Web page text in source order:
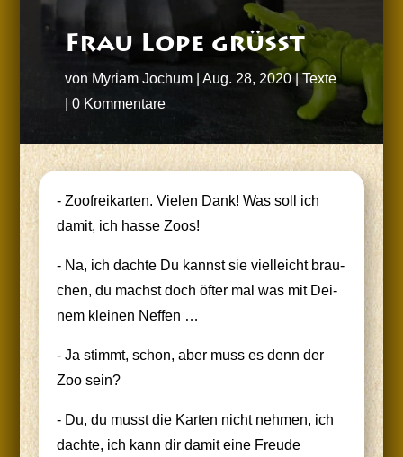
Frau Lope grüßt
von Myriam Jochum |Aug. 28, 2020|Texte
|0 Kommentare
- Zoo­frei­kar­ten. Vie­len Dank! Was soll ich
damit, ich has­se Zoos!
- Na, ich dach­te Du kannst sie viel­leicht brau­
chen, du machst doch öfter mal was mit Dei­
nem klei­nen Neffen …
- Ja stimmt, schon, aber muss es denn der
Zoo sein?
- Du, du musst die Kar­ten nicht neh­men, ich
dach­te, ich kann dir damit eine Freu­de